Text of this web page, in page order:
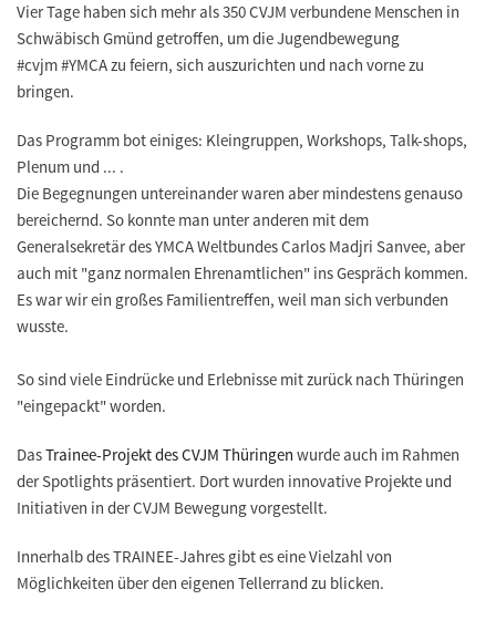
Vier Tage haben sich mehr als 350 CVJM verbundene Menschen in
Schwäbisch Gmünd getroffen, um die Jugendbewegung
#cvjm #YMCA zu feiern, sich auszurichten und nach vorne zu
bringen.
Das Programm bot einiges: Kleingruppen, Workshops, Talk-shops,
Plenum und ... .
Die Begegnungen untereinander waren aber mindestens genauso
bereichernd. So konnte man unter anderen mit dem
Generalsekretär des YMCA Weltbundes Carlos Madjri Sanvee, aber
auch mit "ganz normalen Ehrenamtlichen" ins Gespräch kommen.
Es war wirein großes Familientreffen, weil man sich verbunden
wusste.
So sind viele Eindrücke und Erlebnisse mit zurück nach Thüringen
"eingepackt" worden.
DasTrainee-Projekt des CVJM Thüringen wurde auch im Rahmen
der Spotlights präsentiert. Dort wurden innovative Projekte und
Initiativen in der CVJM Bewegung vorgestellt.
Innerhalb des TRAINEE-Jahres gibt es eine Vielzahl von
Möglichkeiten über den eigenen Tellerrand zu blicken.